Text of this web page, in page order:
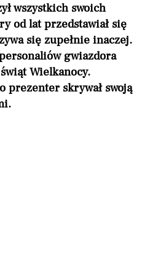
wszystkich swoich
od lat przedstawiał się
się zupełnie inaczej.
gwiazdora
Wielkanocy.
prezenter skrywał swoją